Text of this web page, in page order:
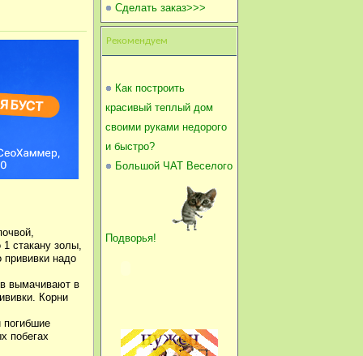
стакану золы,
надо
вымачивают в
Корни
побегах
Сделать заказ>>>
Рекомендуем
Как построить
красивый теплый дом
своими руками недорого
и быстро?
Большой ЧАТ Веселого
Подворья!